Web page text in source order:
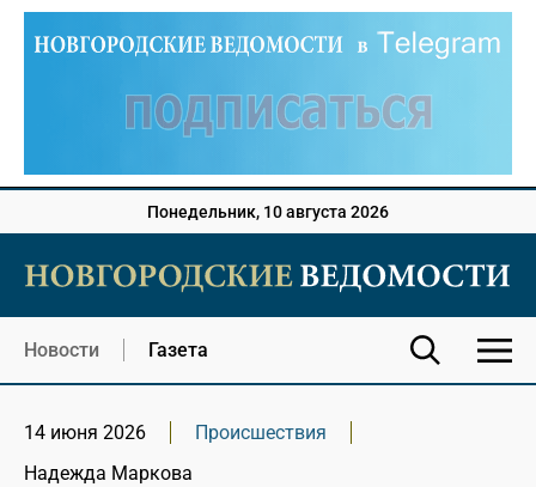
Понедельник, 10 августа 2026
Новости Газета
14 июня 2026
Происшествия
Надежда Маркова